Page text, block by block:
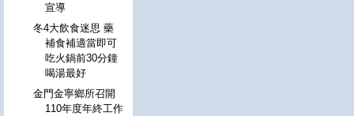
宣導
冬4大飲食迷思 藥
補食補適當即可
吃火鍋前30分鐘
喝湯最好
金門金寧鄉所召開
110年度年終工作